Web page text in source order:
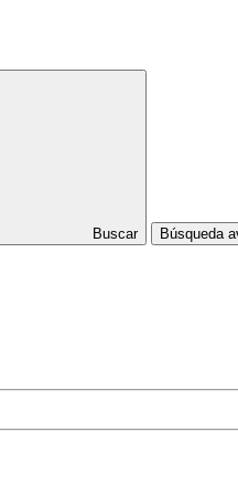
Buscar Búsqueda